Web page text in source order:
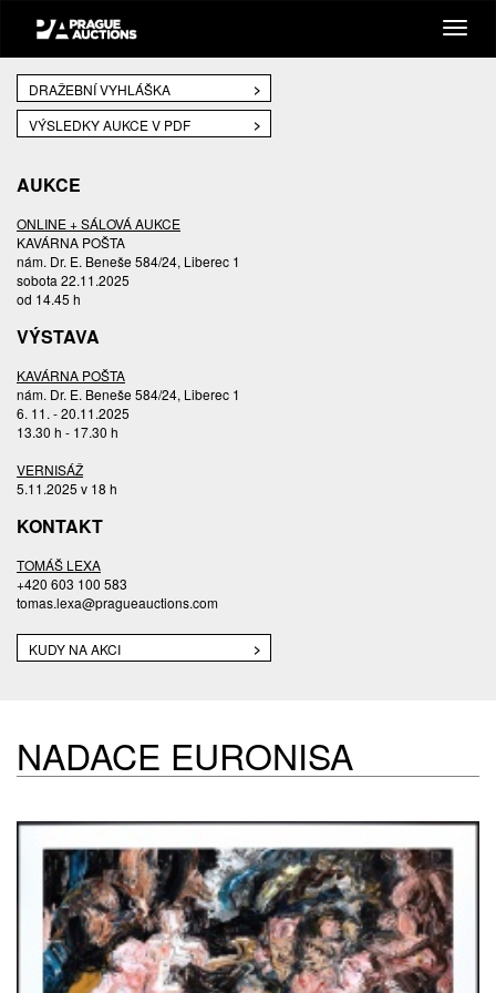
DRAŽEBNÍ VYHLÁŠKA
VÝSLEDKY AUKCE V PDF
AUKCE
ONLINE + SÁLOVÁ AUKCE
KAVÁRNA POŠTA
nám. Dr. E. Beneše 584/24, Liberec 1
sobota 22.11.2025
od 14.45 h
VÝSTAVA
KAVÁRNA POŠTA
nám. Dr. E. Beneše 584/24, Liberec 1
6. 11. - 20.11.2025
13.30 h - 17.30 h
VERNISÁŽ
5.11.2025 v 18 h
KONTAKT
TOMÁŠ LEXA
+420 603 100 583
tomas.lexa@pragueauctions.com
KUDY NA AKCI
NADACE EURONISA